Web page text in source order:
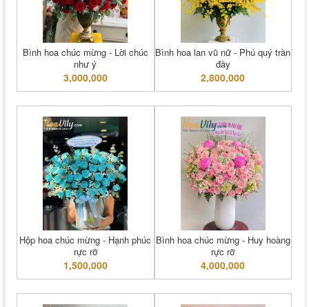
Bình hoa chúc mừng - Lời chúc
như ý
3,000,000
Bình hoa lan vũ nữ - Phú quý tràn
đầy
2,800,000
Hộp hoa chúc mừng - Hạnh phúc
rực rỡ
1,500,000
Bình hoa chúc mừng - Huy hoàng
rực rỡ
4,000,000